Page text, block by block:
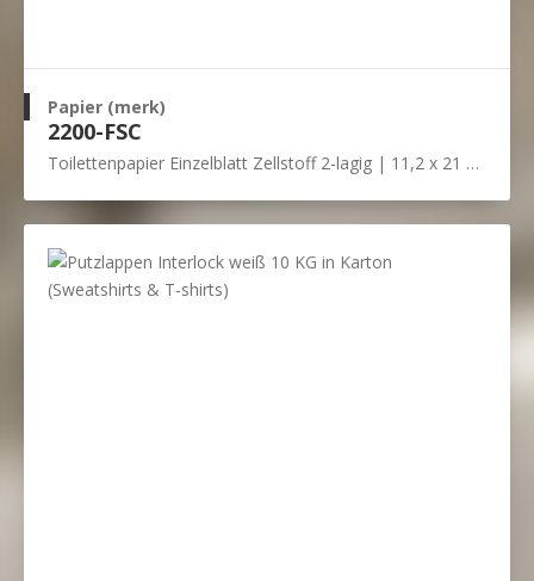
Papier (merk)
2200-FSC
Toilettenpapier Einzelblatt Zellstoff 2-lagig | 11,2 x 21 cm - 9000 Stück